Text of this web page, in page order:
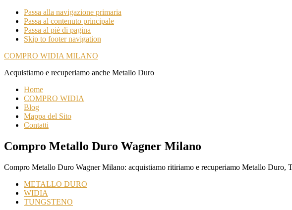
Passa alla navigazione primaria
Passa al contenuto principale
Passa al piè di pagina
Skip to footer navigation
COMPRO WIDIA MILANO
Acquistiamo e recuperiamo anche Metallo Duro
Home
COMPRO WIDIA
Blog
Mappa del Sito
Contatti
Compro Metallo Duro Wagner Milano
Compro Metallo Duro Wagner Milano: acquistiamo ritiriamo e recuperiamo Metallo Duro,
METALLO DURO
WIDIA
TUNGSTENO